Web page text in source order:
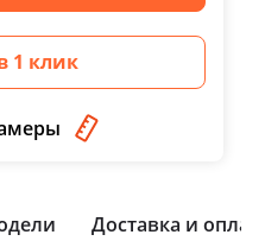
1 клик
Доставка и